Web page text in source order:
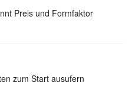
Preis und Formfaktor
zum Start ausufern